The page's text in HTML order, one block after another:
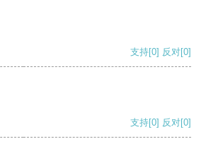
支持[0] 反对[0]
支持[0] 反对[0]